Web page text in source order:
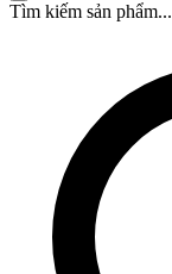
Tìm kiếm sản phẩm...